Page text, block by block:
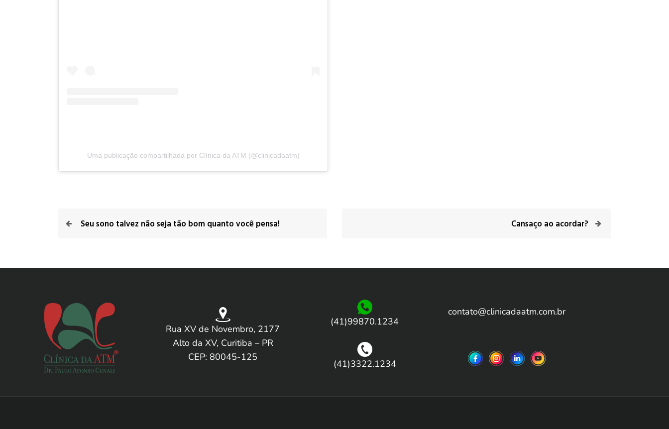
Uma publicação compartilhada por Clínica da ATM (@clinicadaatm)
Seu sono talvez não seja tão bom quanto você pensa! Cansaço ao acordar?
Rua XV de Novembro, 2177
Alto da XV, Curitiba – PR
CEP: 80045-125
(41)99870.1234
(41)3322.1234
contato@clinicadaatm.com.br